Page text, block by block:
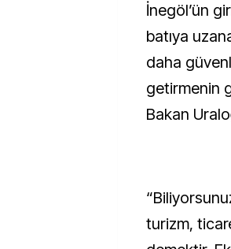
İnegöl’ün
batıya
daha
getirmenin
Bakan
turizm,